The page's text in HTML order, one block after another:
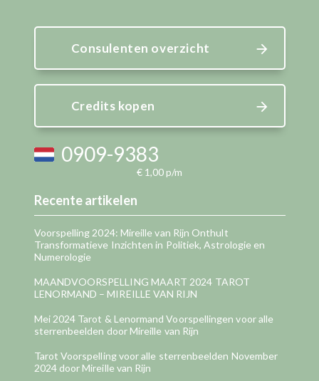
Consulenten overzicht
Credits kopen
0909-9383
€ 1,00 p/m
Recente artikelen
Voorspelling 2024: Mireille van Rijn Onthult
Transformatieve Inzichten in Politiek, Astrologie en
Numerologie
MAANDVOORSPELLING MAART 2024 TAROT
LENORMAND – MIREILLE VAN RIJN
Mei 2024 Tarot & Lenormand Voorspellingen voor alle
sterrenbeelden door Mireille van Rijn
Tarot Voorspelling voor alle sterrenbeelden November
2024 door Mireille van Rijn